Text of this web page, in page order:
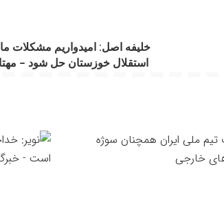
خلیفه اصل: امیدواریم مشکلات
استقلال خوزستان حل شود –